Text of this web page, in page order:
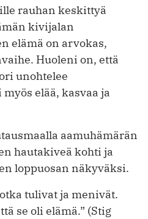
rauhan keskittyä
kivijalan
elämä on arvokas,
Huoleni on, että
unohtelee
elää, kasvaa ja
aamuhämärän
hautakiveä kohti ja
loppuosan näkyväksi.
tulivat ja menivät.
se oli elämä.” (Stig